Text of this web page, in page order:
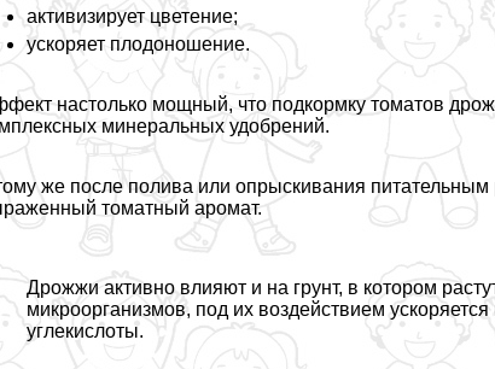
активизирует цветение;
ускоряет плодоношение.
настолько мощный, что подкормку томатов
минеральных удобрений.
же после полива или опрыскивания
томатный аромат.
Дрожжи активно влияют и на грунт, в котором
микроорганизмов, под их воздействием
углекислоты.